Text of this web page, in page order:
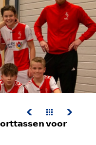
𝘃𝗼𝗼𝗿